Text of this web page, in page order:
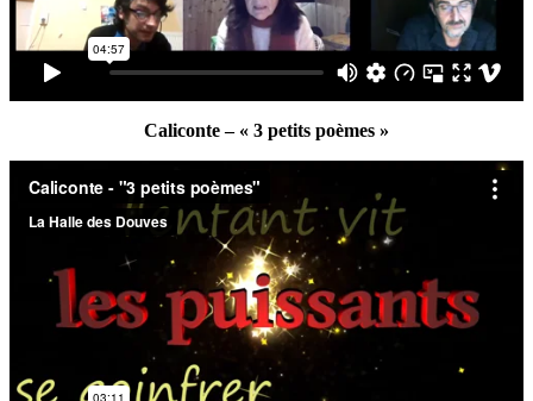
Caliconte – « 3 petits poèmes »